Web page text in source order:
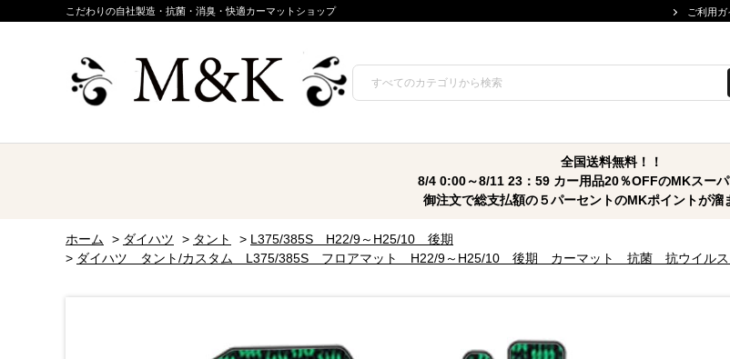
こだわりの自社製造・抗菌・消臭・快適カーマットショップ ご利用ガ
全国送料無料！！
8/4 0:00～8/11 23：59 カー用品20％OFFのMKスーパ
御注文で総支払額の５パーセントのMKポイントが溜
ホーム > ダイハツ > タント > L375/385S H22/9～H25/10 後期
> ダイハツ タント/カスタム L375/385S フロアマット H22/9～H25/10 後期 カーマット 抗菌 抗ウイル